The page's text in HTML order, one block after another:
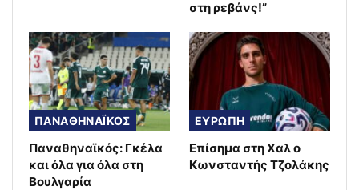
στη ρεβάνς!”
ΠΑΝΑΘΗΝΑΪΚΟΣ
Παναθηναϊκός: Γκέλα
και όλα για όλα στη
Βουλγαρία
ΕΥΡΩΠΗ
Επίσημα στη Χαλ ο
Κωνσταντής Τζολάκης